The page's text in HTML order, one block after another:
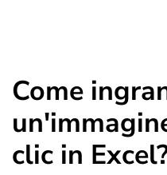
Come
clic in